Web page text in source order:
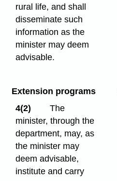
rural life, and shall
disseminate such
information as the
minister may deem
advisable.
Extension programs
4(2)
The
minister, through the
department, may, as
the minister may
deem advisable,
institute and carry